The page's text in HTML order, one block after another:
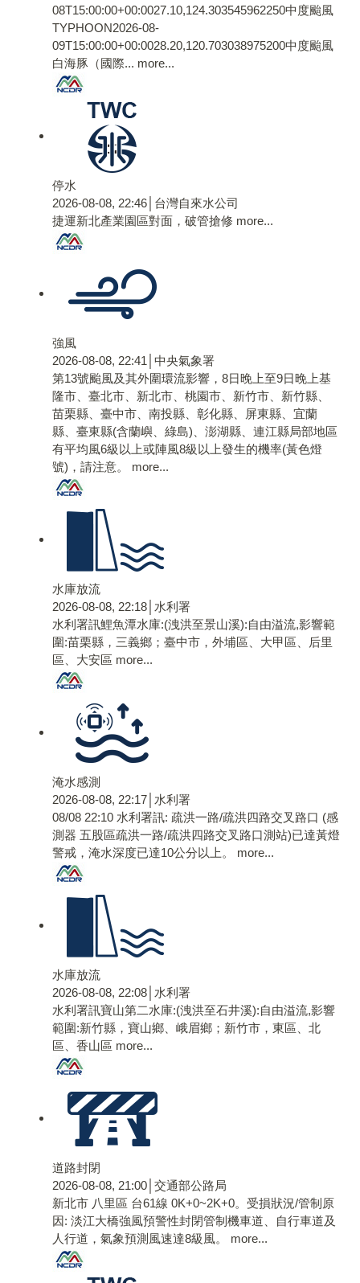
08T15:00:00+00:0027.10,124.303545962250中度颱風
TYPHOON2026-08-
09T15:00:00+00:0028.20,120.703038975200中度颱風
白海豚（國際... more...
停水
2026-08-08, 22:46│台灣自來水公司
捷運新北產業園區對面，破管搶修 more...
強風
2026-08-08, 22:41│中央氣象署
第13號颱風及其外圍環流影響，8日晚上至9日晚上基
隆市、臺北市、新北市、桃園市、新竹市、新竹縣、
苗栗縣、臺中市、南投縣、彰化縣、屏東縣、宜蘭
縣、臺東縣(含蘭嶼、綠島)、澎湖縣、連江縣局部地區
有平均風6級以上或陣風8級以上發生的機率(黃色燈
號)，請注意。 more...
水庫放流
2026-08-08, 22:18│水利署
水利署訊鯉魚潭水庫:(洩洪至景山溪):自由溢流,影響範
圍:苗栗縣，三義鄉；臺中市，外埔區、大甲區、后里
區、大安區 more...
淹水感測
2026-08-08, 22:17│水利署
08/08 22:10 水利署訊: 疏洪一路/疏洪四路交叉路口 (感
測器 五股區疏洪一路/疏洪四路交叉路口測站)已達黃燈
警戒，淹水深度已達10公分以上。​​​ more...
水庫放流
2026-08-08, 22:08│水利署
水利署訊寶山第二水庫:(洩洪至石井溪):自由溢流,影響
範圍:新竹縣，寶山鄉、峨眉鄉；新竹市，東區、北
區、香山區 more...
道路封閉
2026-08-08, 21:00│交通部公路局
新北市 八里區 台61線 0K+0~2K+0。受損狀況/管制原
因: 淡江大橋強風預警性封閉管制機車道、自行車道及
人行道，氣象預測風速達8級風。 more...